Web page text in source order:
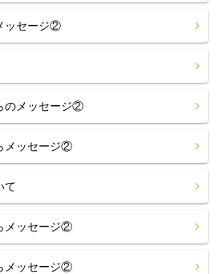
ッセージ②
のメッセージ②
メッセージ②
て
メッセージ②
メッセージ②